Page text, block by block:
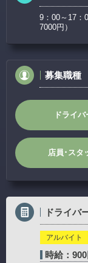
9：00～17：
7000円）
募集職種
ドライバ
店員･スタ
ドライバ
アルバイト
時給：